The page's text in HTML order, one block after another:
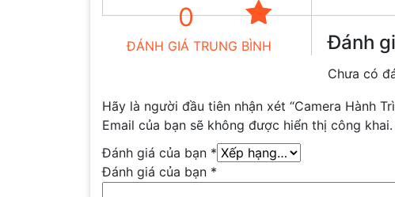
0
ĐÁNH GIÁ TRUNG BÌNH Đánh
Chưa có
Hãy là người đầu tiên nhận xét “Camera Hành
Email của bạn sẽ không được hiển thị công khai.
Đánh giá của bạn *
Đánh giá của bạn *